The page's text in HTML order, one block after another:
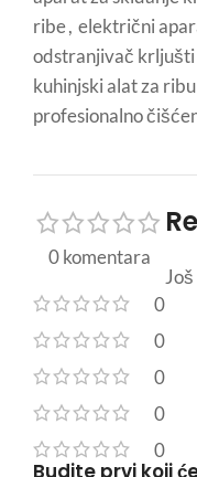
ribe, električni
odstranjivač krljušti
kuhinjski alat za ribu
profesionalno
0 komentara
0
0
0
0
0
Budite prvi koji